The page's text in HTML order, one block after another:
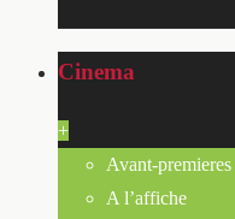
Cinema
+
Avant-premieres
A l’affiche